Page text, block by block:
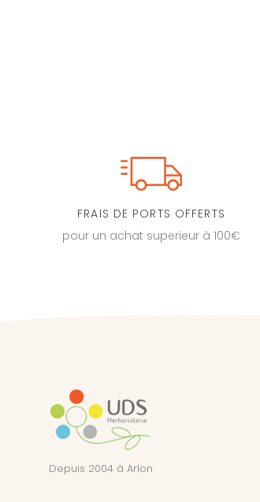
FRAIS DE PORTS OFFERTS
pour un achat superieur à 100€
Depuis 2004 à Arlon